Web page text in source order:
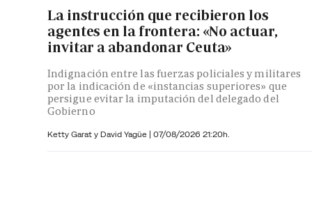
La instrucción que recibieron los
agentes en la frontera: «No actuar,
invitar a abandonar Ceuta»
Indignación entre las fuerzas policiales y militares
por la indicación de «instancias superiores» que
persigue evitar la imputación del delegado del
Gobierno
Ketty Garat y David Yagüe | 07/08/2026 21:20h.